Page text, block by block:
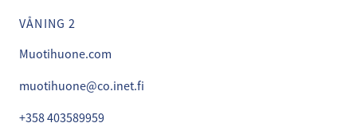
VÅNING 2
Muotihuone.com
muotihuone@co.inet.fi
+358 403589959